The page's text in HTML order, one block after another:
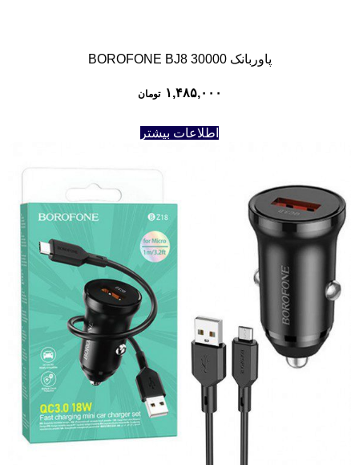
پاوربانک BOROFONE BJ8 30000
۱,۴۸۵,۰۰۰ تومان
اطلاعات بیشتر